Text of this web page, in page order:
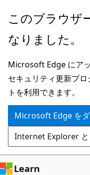
メ
ン
ン
テ
ン
ツ
に
ス
キ
ッ
このブラウザ
なりました。
Microsoft Edge にア
セキュリティ更新プ
トを利用できます。
Microsoft Edge を
Internet Explorer
Learn